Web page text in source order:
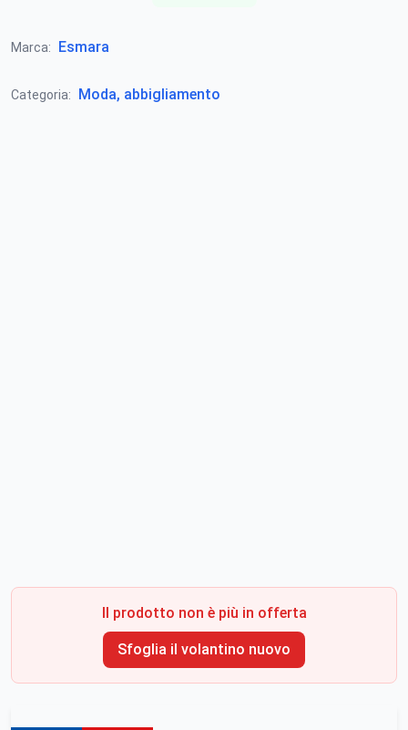
Marca: Esmara
Categoria: Moda, abbigliamento
Il prodotto non è più in offerta
Sfoglia il volantino nuovo